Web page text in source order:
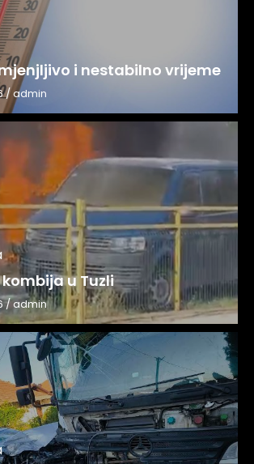
i nestabilno vrijeme
/admin
u Tuzli
/admin